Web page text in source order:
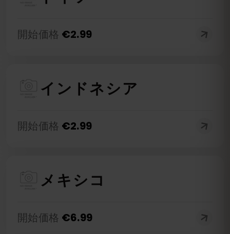
開始価格 €2.99
インドネシア
開始価格 €2.99
メキシコ
開始価格 €6.99